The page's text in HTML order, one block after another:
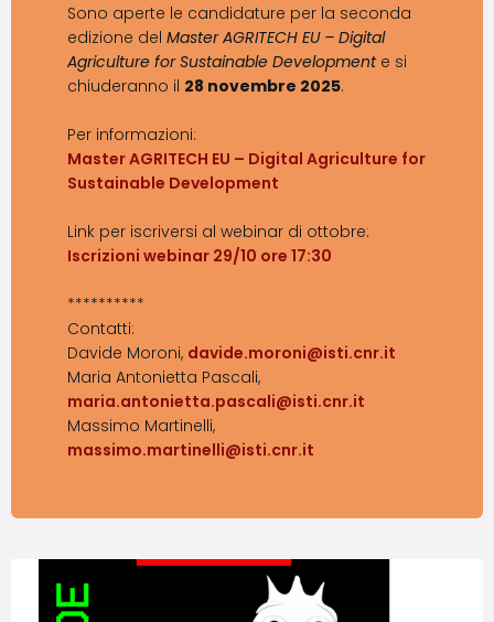
Sono aperte le candidature per la seconda
edizione delMaster AGRITECH EU – Digital
Agriculture for Sustainable Developmente si
chiuderanno il 28 novembre 2025.
Per informazioni:
Master AGRITECH EU – Digital Agriculture for
Sustainable Development
Link per iscriversi al webinar di ottobre:
Iscrizioni webinar 29/10 ore 17:30
**********
Contatti:
Davide Moroni, davide.moroni@isti.cnr.it
Maria Antonietta Pascali,
maria.antonietta.pascali@isti.cnr.it
Massimo Martinelli,
massimo.martinelli@isti.cnr.it